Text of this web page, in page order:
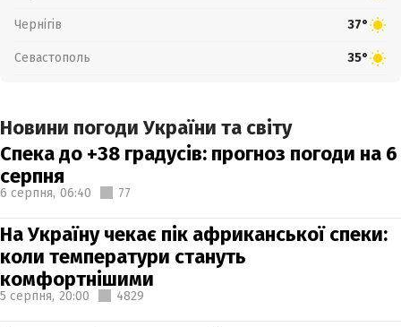
Чернігів 37°
Севастополь 35°
Новини погоди України та світу
Спека до +38 градусів: прогноз погоди на 6
серпня
6 серпня, 06:40 77
На Україну чекає пік африканської спеки:
коли температури стануть
комфортнішими
5 серпня, 20:00 4829